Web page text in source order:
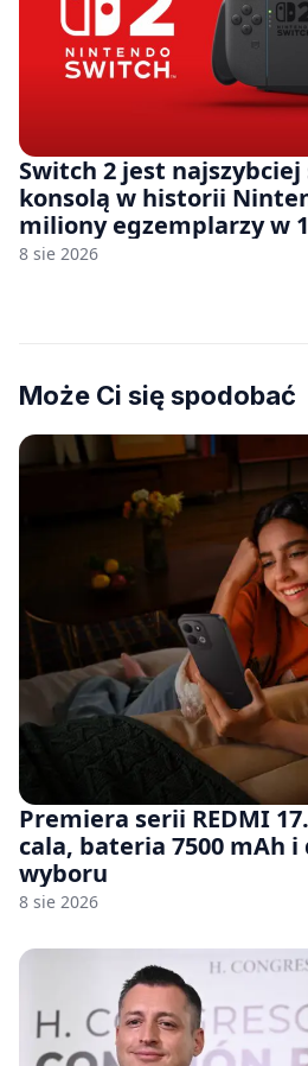
Switch 2 jest
konsolą w historii
miliony egzemplarzy w
8 sie 2026
Może Ci się spodobać
Premiera serii REDMI
cala, bateria 7500 mAh i
wyboru
8 sie 2026